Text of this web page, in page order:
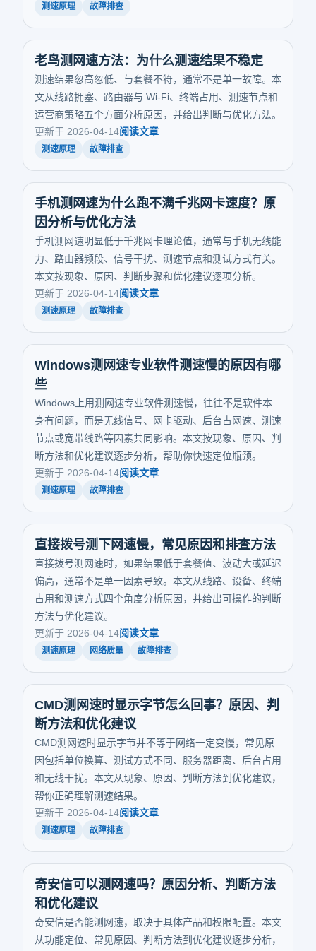
测速原理 故障排查
老鸟测网速方法：为什么测速结果不稳定
测速结果忽高忽低、与套餐不符，通常不是单一故障。本
文从线路拥塞、路由器与 Wi-Fi、终端占用、测速节点和
运营商策略五个方面分析原因，并给出判断与优化方法。
更新于 2026-04-14阅读文章
测速原理 故障排查
手机测网速为什么跑不满千兆网卡速度？原
因分析与优化方法
手机测网速明显低于千兆网卡理论值，通常与手机无线能
力、路由器频段、信号干扰、测速节点和测试方式有关。
本文按现象、原因、判断步骤和优化建议逐项分析。
更新于 2026-04-14阅读文章
测速原理 故障排查
Windows测网速专业软件测速慢的原因有哪
些
Windows上用测网速专业软件测速慢，往往不是软件本
身有问题，而是无线信号、网卡驱动、后台占网速、测速
节点或宽带线路等因素共同影响。本文按现象、原因、判
断方法和优化建议逐步分析，帮助你快速定位瓶颈。
更新于 2026-04-14阅读文章
测速原理 故障排查
直接拨号测下网速慢，常见原因和排查方法
直接拨号测网速时，如果结果低于套餐值、波动大或延迟
偏高，通常不是单一因素导致。本文从线路、设备、终端
占用和测速方式四个角度分析原因，并给出可操作的判断
方法与优化建议。
更新于 2026-04-14阅读文章
测速原理 网络质量 故障排查
CMD测网速时显示字节怎么回事？原因、判
断方法和优化建议
CMD测网速时显示字节并不等于网络一定变慢，常见原
因包括单位换算、测试方式不同、服务器距离、后台占用
和无线干扰。本文从现象、原因、判断方法到优化建议，
帮你正确理解测速结果。
更新于 2026-04-14阅读文章
测速原理 故障排查
奇安信可以测网速吗？原因分析、判断方法
和优化建议
奇安信是否能测网速，取决于具体产品和权限配置。本文
从功能定位、常见原因、判断方法到优化建议逐步分析，